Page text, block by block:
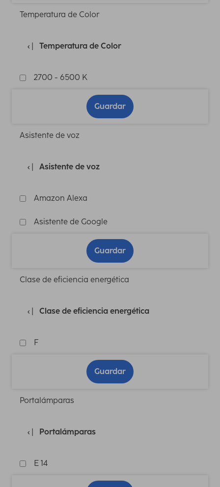
Temperatura de Color
Temperatura de Color
2700 - 6500 K
Guardar
Asistente de voz
Asistente de voz
Amazon Alexa
Asistente de Google
Guardar
Clase de eficiencia energética
Clase de eficiencia energética
F
Guardar
Portalámparas
Portalámparas
E 14